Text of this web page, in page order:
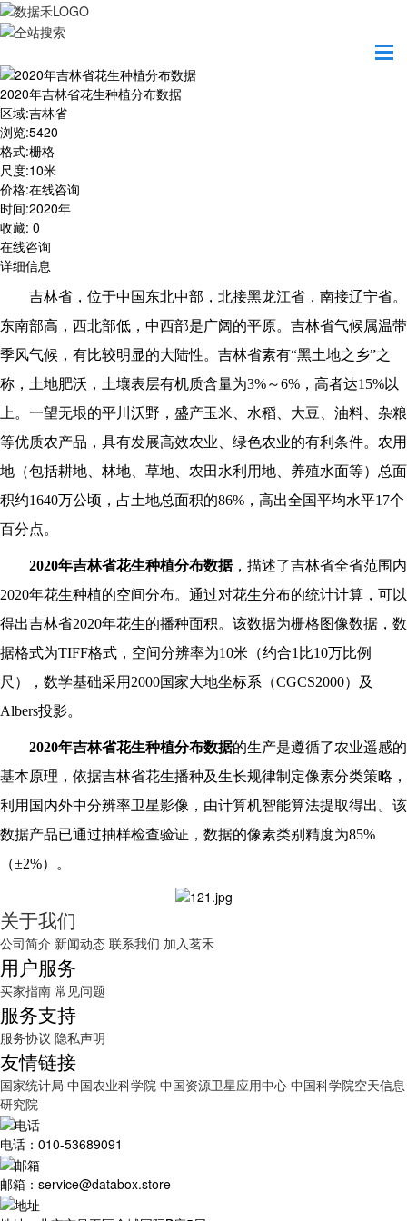
2020年吉林省花生种植分布数据
区域:吉林省
浏览:5420
格式:栅格
尺度:10米
价格:在线咨询
时间:2020年
收藏: 0
在线咨询
详细信息
吉林省，位于中国东北中部，北接黑龙江省，南接辽宁省。
东南部高，西北部低，中西部是广阔的平原。吉林省气候属温带
季风气候，有比较明显的大陆性。吉林省素有“黑土地之乡”之
称，土地肥沃，土壤表层有机质含量为3%～6%，高者达15%以
上。一望无垠的平川沃野，盛产玉米、水稻、大豆、油料、杂粮
等优质农产品，具有发展高效农业、绿色农业的有利条件。农用
地（包括耕地、林地、草地、农田水利用地、养殖水面等）总面
积约1640万公顷，占土地总面积的86%，高出全国平均水平17个
百分点。
2020年吉林省花生种植分布数据，描述了吉林省全省范围内
2020年花生种植的空间分布。通过对花生分布的统计计算，可以
得出吉林省2020年花生的播种面积。该数据为栅格图像数据，数
据格式为TIFF格式，空间分辨率为10米（约合1比10万比例
尺），数学基础采用2000国家大地坐标系（CGCS2000）及
Albers投影。
2020年吉林省花生种植分布数据的生产是遵循了农业遥感的
基本原理，依据吉林省花生播种及生长规律制定像素分类策略，
利用国内外中分辨率卫星影像，由计算机智能算法提取得出。该
数据产品已通过抽样检查验证，数据的像素类别精度为85%
（±2%）。
关于我们
公司简介 新闻动态 联系我们 加入茗禾
用户服务
买家指南 常见问题
服务支持
服务协议 隐私声明
友情链接
国家统计局 中国农业科学院 中国资源卫星应用中心 中国科学院空天信息
研究院
电话：010-53689091
邮箱：service@databox.store